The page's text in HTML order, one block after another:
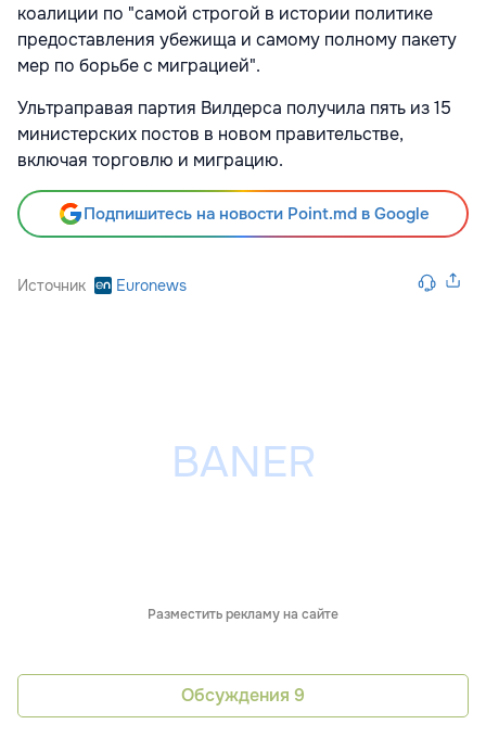
коалиции по "самой строгой в истории политике
предоставления убежища и самому полному пакету
мер по борьбе с миграцией".
Ультраправая партия Вилдерса получила пять из 15
министерских постов в новом правительстве,
включая торговлю и миграцию.
Подпишитесь на новости Point.md в Google
Источник Euronews
Разместить рекламу на сайте
Обсуждения 9